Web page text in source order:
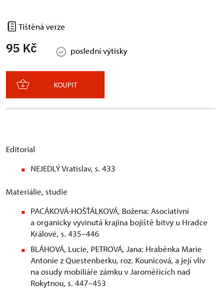
Tištěná verze
95 Kč poslední výtisky
KOUPIT
Editorial
NEJEDLÝ Vratislav, s. 433
Materiálie, studie
PACÁKOVÁ-HOŠŤÁLKOVÁ, Božena: Asociativní
a organicky vyvinutá krajina bojiště bitvy u Hradce
Králové, s. 435–446
BLÁHOVÁ, Lucie, PETROVÁ, Jana: Hraběnka Marie
Antonie z Questenberku, roz. Kounicová, a její vliv
na osudy mobiliáře zámku v Jaroměřicích nad
Rokytnou, s. 447–453